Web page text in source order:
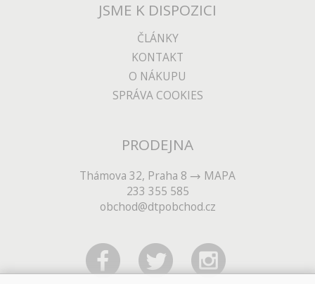
JSME K DISPOZICI
ČLÁNKY
KONTAKT
O NÁKUPU
SPRÁVA COOKIES
PRODEJNA
Thámova 32, Praha 8
MAPA
233 355 585
obchod@dtpobchod.cz